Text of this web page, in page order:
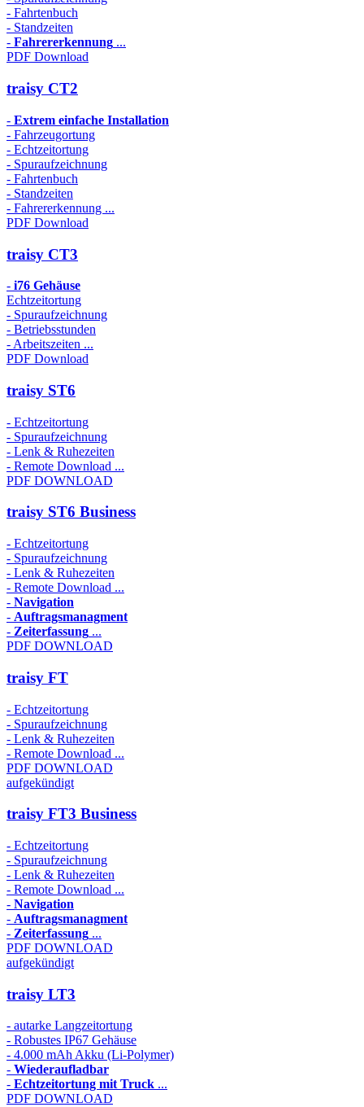
- Fahrtenbuch
- Standzeiten
- Fahrererkennung ...
PDF Download
traisy CT2
- Extrem einfache Installation
- Fahrzeugortung
- Echtzeitortung
- Spuraufzeichnung
- Fahrtenbuch
- Standzeiten
- Fahrererkennung ...
PDF Download
traisy CT3
- i76 Gehäuse
Echtzeitortung
- Spuraufzeichnung
- Betriebsstunden
- Arbeitszeiten ...
PDF Download
traisy ST6
- Echtzeitortung
- Spuraufzeichnung
- Lenk & Ruhezeiten
- Remote Download ...
PDF DOWNLOAD
traisy ST6 Business
- Echtzeitortung
- Spuraufzeichnung
- Lenk & Ruhezeiten
- Remote Download ...
- Navigation
- Auftragsmanagment
- Zeiterfassung ...
PDF DOWNLOAD
traisy FT
- Echtzeitortung
- Spuraufzeichnung
- Lenk & Ruhezeiten
- Remote Download ...
PDF DOWNLOAD
aufgekündigt
traisy FT3 Business
- Echtzeitortung
- Spuraufzeichnung
- Lenk & Ruhezeiten
- Remote Download ...
- Navigation
- Auftragsmanagment
- Zeiterfassung ...
PDF DOWNLOAD
aufgekündigt
traisy LT3
- autarke Langzeitortung
- Robustes IP67 Gehäuse
- 4.000 mAh Akku (Li-Polymer)
- Wiederaufladbar
- Echtzeitortung mit Truck ...
PDF DOWNLOAD